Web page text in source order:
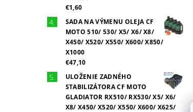
€1,60
SADA NA VÝMENU OLEJA CF
MOTO 510/ 530/ X5/ X6/ X8/
X450/ X520/ X550/ X600/ X850/
X1000
€47,10
ULOŽENIE ZADNÉHO
STABILIZÁTORA CF MOTO
GLADIATOR RX510/ RX530/ X5/ X6/
X8/ X450/ X520/ X550/ X600/ X625/